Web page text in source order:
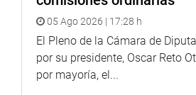
Heraldo :goo.gl/Ty5Tto
Portal: http://www.congreso.gob.pe/
05 Ago 2026 | 17:28 h
El Pleno de la Cámara de
por su presidente, Oscar Reto
por mayoría, el...